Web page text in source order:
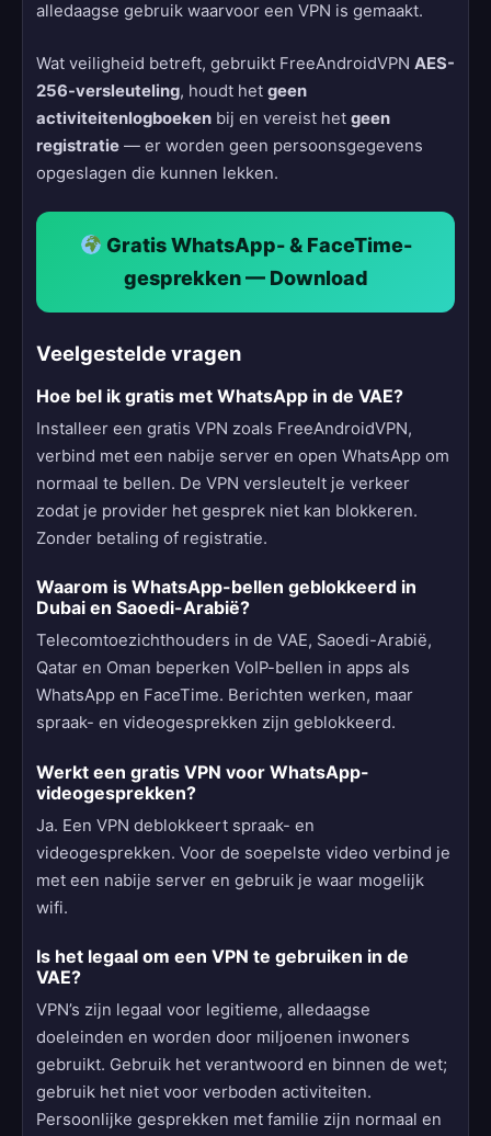
alledaagse gebruik waarvoor een VPN is gemaakt.
Wat veiligheid betreft, gebruikt FreeAndroidVPN AES-
256-versleuteling, houdt het geen
activiteitenlogboeken bij en vereist het geen
registratie — er worden geen persoonsgegevens
opgeslagen die kunnen lekken.
Gratis WhatsApp- & FaceTime-
gesprekken — Download
Veelgestelde vragen
Hoe bel ik gratis met WhatsApp in de VAE?
Installeer een gratis VPN zoals FreeAndroidVPN,
verbind met een nabije server en open WhatsApp om
normaal te bellen. De VPN versleutelt je verkeer
zodat je provider het gesprek niet kan blokkeren.
Zonder betaling of registratie.
Waarom is WhatsApp-bellen geblokkeerd in
Dubai en Saoedi-Arabië?
Telecomtoezichthouders in de VAE, Saoedi-Arabië,
Qatar en Oman beperken VoIP-bellen in apps als
WhatsApp en FaceTime. Berichten werken, maar
spraak- en videogesprekken zijn geblokkeerd.
Werkt een gratis VPN voor WhatsApp-
videogesprekken?
Ja. Een VPN deblokkeert spraak- en
videogesprekken. Voor de soepelste video verbind je
met een nabije server en gebruik je waar mogelijk
wifi.
Is het legaal om een VPN te gebruiken in de
VAE?
VPN’s zijn legaal voor legitieme, alledaagse
doeleinden en worden door miljoenen inwoners
gebruikt. Gebruik het verantwoord en binnen de wet;
gebruik het niet voor verboden activiteiten.
Persoonlijke gesprekken met familie zijn normaal en